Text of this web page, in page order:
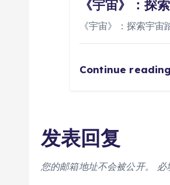
《宇宙》：探
《宇宙》：探索宇
Continue reading
发表回复
您的邮箱地址不会被公开。